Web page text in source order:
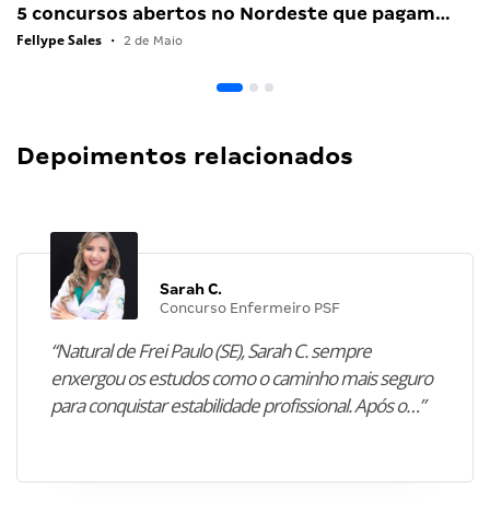
5 concursos abertos no Nordeste que pagam…
Fellype Sales • 2 de Maio
Depoimentos relacionados
Sarah C.
Concurso Enfermeiro PSF
“Natural de Frei Paulo (SE), Sarah C. sempre
enxergou os estudos como o caminho mais seguro
para conquistar estabilidade profissional. Após o…”